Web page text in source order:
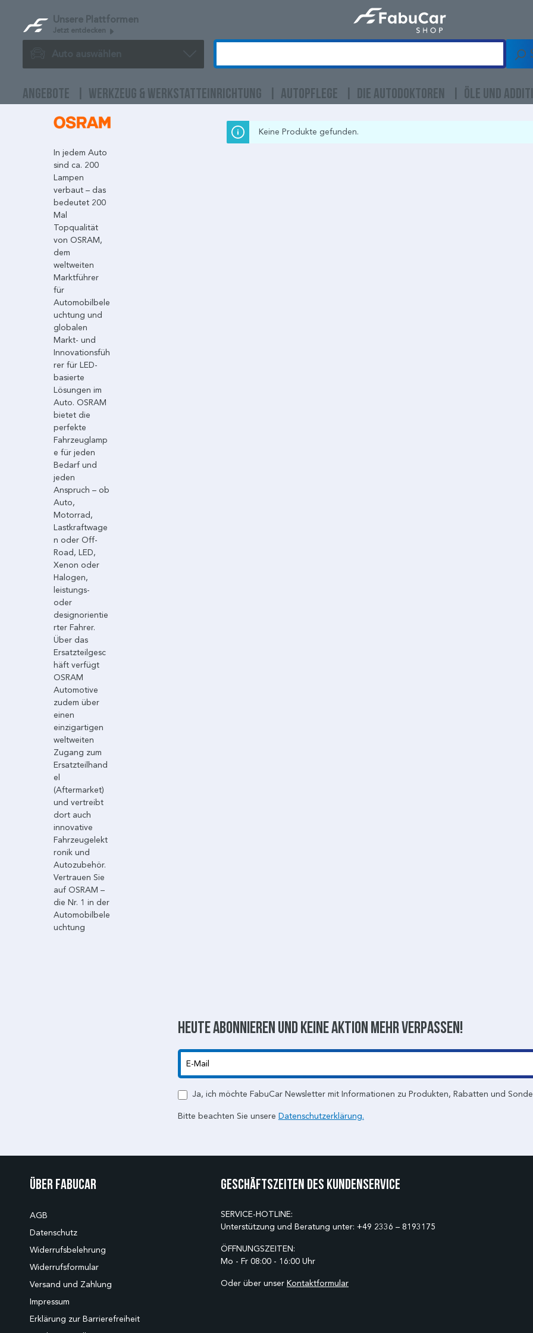
Unsere Plattformen
Jetzt entdecken
Auto auswählen
ANGEBOTE WERKZEUG & WERKSTATTEINRICHTUNG AUTOPFLEGE DIE AUTODOKTOREN ÖLE UND
In jedem Auto
sind ca. 200
Lampen
verbaut – das
bedeutet 200
Mal
Topqualität
von OSRAM,
dem
weltweiten
Marktführer
für
Automobilbele
uchtung und
globalen
Markt- und
Innovationsfüh
rer für LED-
basierte
Lösungen im
Auto. OSRAM
bietet die
perfekte
Fahrzeuglamp
e für jeden
Bedarf und
jeden
Anspruch – ob
Auto,
Motorrad,
Lastkraftwage
n oder Off-
Road, LED,
Xenon oder
Halogen,
leistungs-
oder
designorientie
rter Fahrer.
Über das
Ersatzteilgesc
häft verfügt
OSRAM
Automotive
zudem über
einen
einzigartigen
weltweiten
Zugang zum
Ersatzteilhand
el
(Aftermarket)
und vertreibt
dort auch
innovative
Fahrzeugelekt
ronik und
Autozubehör.
Vertrauen Sie
auf OSRAM –
die Nr. 1 in der
Automobilbele
uchtung
Keine Produkte gefunden.
Heute abonnieren und keine aktion mehr verpassen!
Ja, ich möchte FabuCar Newsletter mit Informationen zu Produkten, Rabatten und
Bitte beachten Sie unsere Datenschutzerklärung.
Über Fabucar
AGB
Datenschutz
Widerrufsbelehrung
Widerrufsformular
Versand und Zahlung
Impressum
Erklärung zur Barrierefreiheit
Geschäftszeiten des Kundenservice
SERVICE-HOTLINE:
Unterstützung und Beratung unter: +49 2336 – 8193175
ÖFFNUNGSZEITEN:
Mo - Fr 08:00 - 16:00 Uhr
Oder über unser Kontaktformular